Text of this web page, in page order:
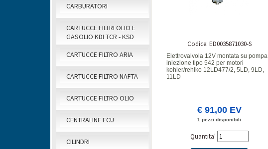
CARBURATORI
CARTUCCE FILTRI OLIO E
GASOLIO KDI TCR - KSD
CARTUCCE FILTRO ARIA
CARTUCCE FILTRO NAFTA
CARTUCCE FILTRO OLIO
CENTRALINE ECU
CILINDRI
Codice: ED0035871030-S
Elettrovalvola 12V montata su pompa
iniezione tipo 542 per motori
kohler/rehlko 12LD477/2, 5LD, 9LD,
11LD
€ 91,00 EV
1 pezzi disponibili
Quantita'